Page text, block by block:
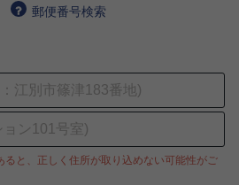
お問い合わせ
郵便番号検索
と、正しく住所が取り込めない可能性がご